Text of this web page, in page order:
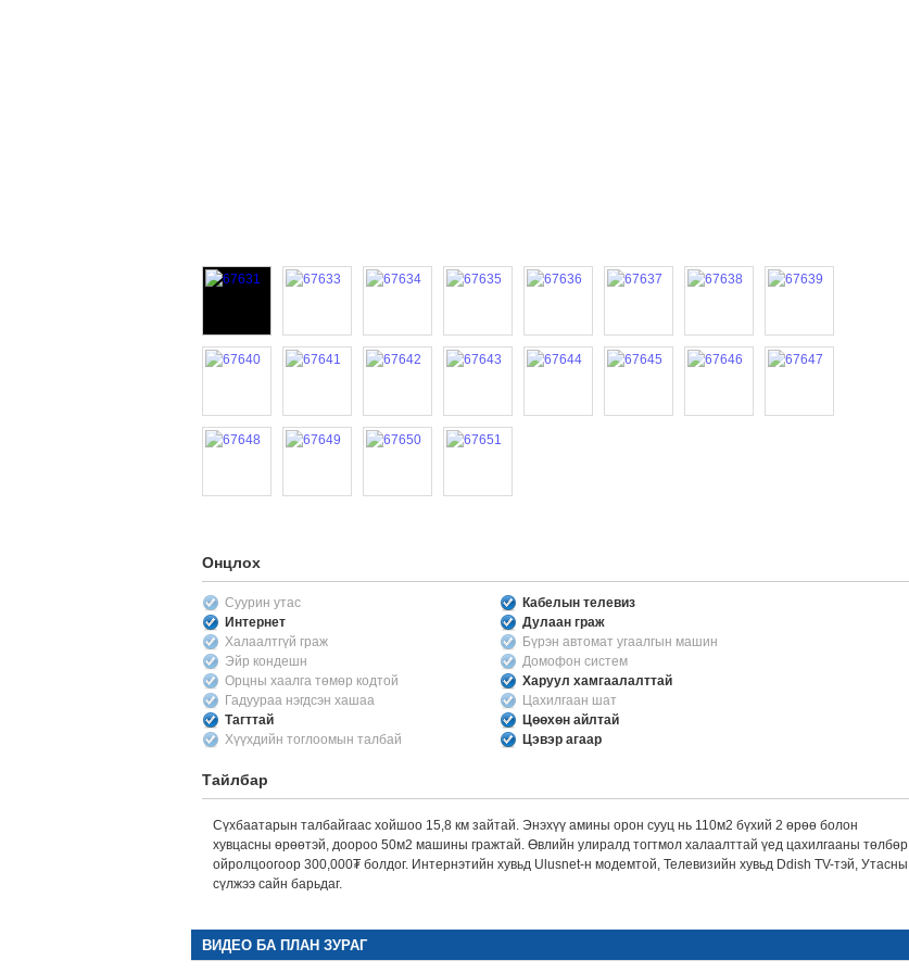
Онцлох
Суурин утас
Кабелын телевиз
Интернет
Дулаан граж
Халаалтгүй граж
Бүрэн автомат угаалгын машин
Эйр кондешн
Домофон систем
Орцны хаалга төмөр кодтой
Харуул хамгаалалттай
Гадуураа нэгдсэн хашаа
Цахилгаан шат
Тагттай
Цөөхөн айлтай
Хүүхдийн тоглоомын талбай
Цэвэр агаар
Тайлбар
Сүхбаатарын талбайгаас хойшоо 15,8 км зайтай. Энэхүү амины орон сууц нь 110м2 бүхий 2 өрөө болон
хувцасны өрөөтэй, доороо 50м2 машины гражтай. Өвлийн улиралд тогтмол халаалттай үед цахилгааны төлбөр
ойролцоогоор 300,000₮ болдог. Интернэтийн хувьд Ulusnet-н модемтой, Телевизийн хувьд Ddish TV-тэй, Утасны
сүлжээ сайн барьдаг.
ВИДЕО БА ПЛАН ЗУРАГ